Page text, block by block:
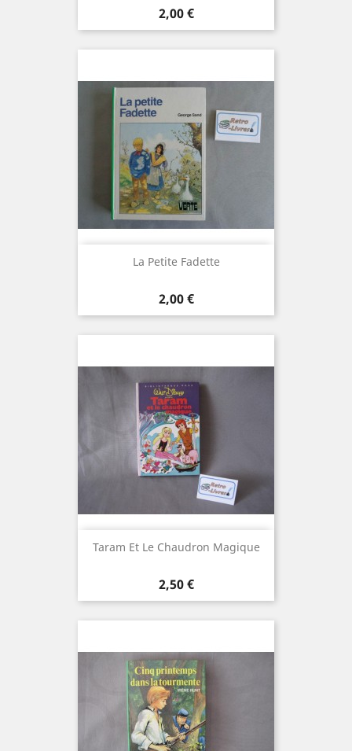
Prix
2,00 €
La Petite Fadette
Prix
2,00 €
Taram Et Le Chaudron Magique
Prix
2,50 €